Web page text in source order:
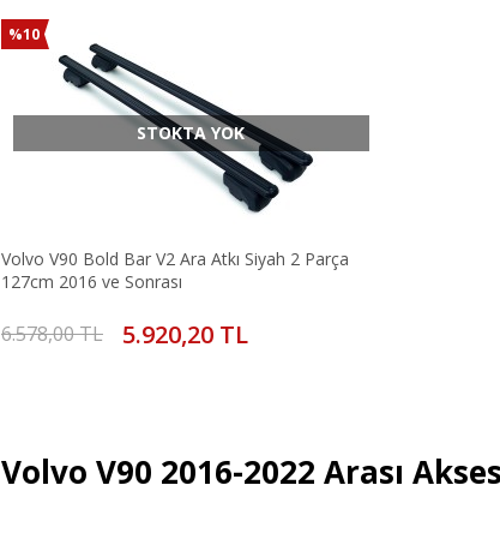
%10
STOKTA YOK
Volvo V90 Bold Bar V2 Ara Atkı Siyah 2 Parça
127cm 2016 ve Sonrası
6.578,00 TL 5.920,20 TL
Volvo V90 2016-2022 Arası